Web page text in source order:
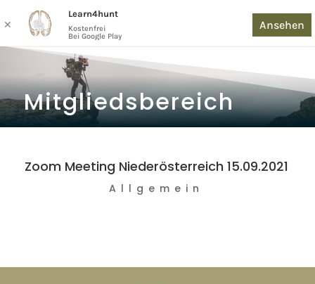
Mitgliedsbereich
Zoom Meeting Niederösterreich 15.09.2021
Allgemein
✕
Learn4hunt
Kostenfrei
Bei Google Play
Ansehen